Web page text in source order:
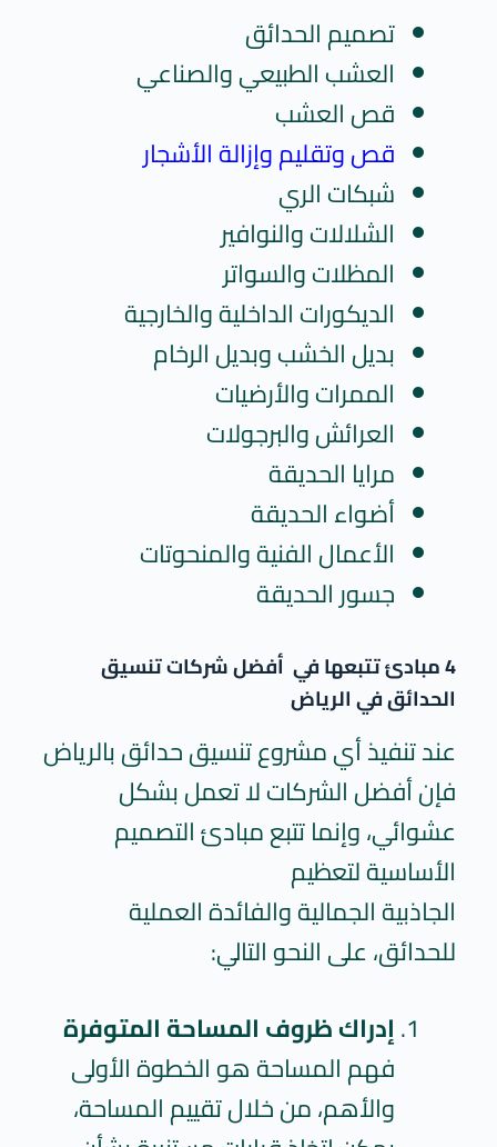
تصميم الحدائق
العشب الطبيعي والصناعي
قص العشب
قص وتقليم وإزالة الأشجار
شبكات الري
الشلالات والنوافير
المظلات والسواتر
الديكورات الداخلية والخارجية
بديل الخشب وبديل الرخام
الممرات والأرضيات
العرائش والبرجولات
مرايا الحديقة
أضواء الحديقة
الأعمال الفنية والمنحوتات
جسور الحديقة
4 مبادئ تتبعها في
أفضل شركات تنسيق
الحدائق في الرياض
عند تنفيذ أي مشروع تنسيق حدائق بالرياض
فإن أفضل الشركات لا تعمل بشكل
عشوائي، وإنما تتبع مبادئ التصميم
الأساسية لتعظيم
الجاذبية الجمالية والفائدة العملية
للحدائق، على النحو التالي:
إدراك ظروف المساحة المتوفرة
فهم المساحة هو الخطوة الأولى
والأهم، من خلال تقييم المساحة،